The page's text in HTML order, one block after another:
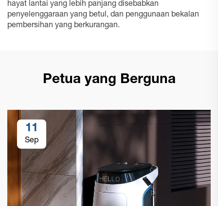
hayat lantai yang lebih panjang disebabkan
penyelenggaraan yang betul, dan penggunaan bekalan
pembersihan yang berkurangan.
Petua yang Berguna
11
Sep